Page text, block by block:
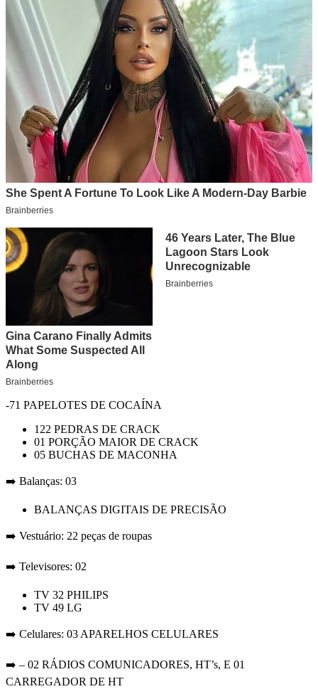
-71 PAPELOTES DE COCAÍNA
122 PEDRAS DE CRACK
01 PORÇÃO MAIOR DE CRACK
05 BUCHAS DE MACONHA
➡️ Balanças: 03
BALANÇAS DIGITAIS DE PRECISÃO
➡️ Vestuário: 22 peças de roupas
➡️ Televisores: 02
TV 32 PHILIPS
TV 49 LG
➡️ Celulares: 03 APARELHOS CELULARES
➡️ – 02 RÁDIOS COMUNICADORES, HT’s, E 01
CARREGADOR DE HT